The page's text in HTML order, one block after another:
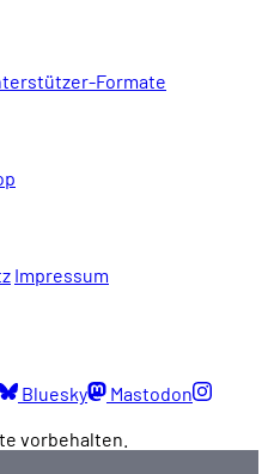
Formate
Impressum
Bluesky
Mastodon
vorbehalten.